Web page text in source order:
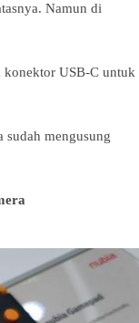
Namun di
konektor USB-C untuk
sudah mengusung